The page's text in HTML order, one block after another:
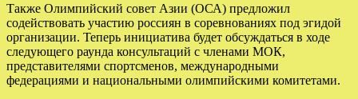
Также Олимпийский совет Азии (ОСА) предложил
содействовать участию россиян в соревнованиях под эгидой
организации. Теперь инициатива будет обсуждаться в ходе
следующего раунда консультаций с членами МОК,
представителями спортсменов, международными
федерациями и национальными олимпийскими комитетами.